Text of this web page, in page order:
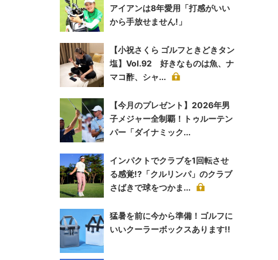
アイアンは8年愛用「打感がいい
から手放せません!」
【小祝さくら ゴルフときどきタン
塩】Vol.92 好きなものは魚、ナ
マコ酢、シャ...
【今月のプレゼント】2026年男
子メジャー全制覇！トゥルーテン
パー「ダイナミック...
インパクトでクラブを1回転させ
る感覚!?「クルリンパ」のクラブ
さばきで球をつかま...
猛暑を前に今から準備！ゴルフに
いいクーラーボックスあります!!